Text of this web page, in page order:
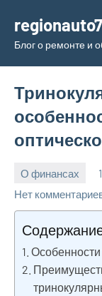
содержимому
Блог о ремонте и
О финансах
Нет